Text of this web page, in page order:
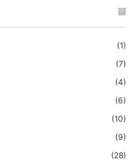
(1)
(7)
(4)
(6)
(10)
(9)
(28)